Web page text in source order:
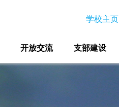
学校主页
开放交流 支部建设